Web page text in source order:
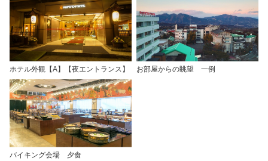
ホテル外観【A】【夜エントランス】 お部屋からの眺望 一例
バイキング会場 夕食